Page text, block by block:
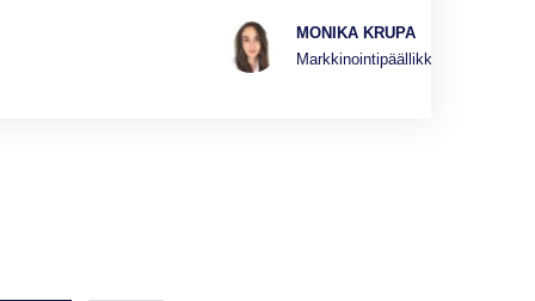
MONIKA KRUPA
Markkinointipäällikkö